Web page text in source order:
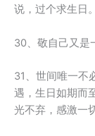
说，过个求生日。
30、敬自己又是
31、世间唯一不
遇，生日如期而
光不弃，感激一